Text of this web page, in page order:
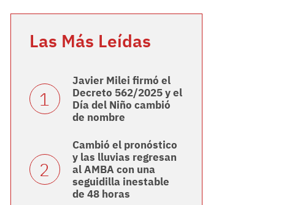
Las Más Leídas
Javier Milei firmó el
Decreto 562/2025 y el
Día del Niño cambió
de nombre
Cambió el pronóstico
y las lluvias regresan
al AMBA con una
seguidilla inestable
de 48 horas